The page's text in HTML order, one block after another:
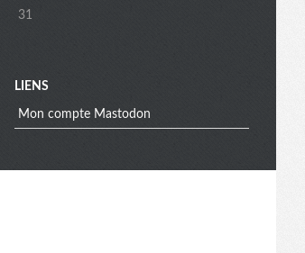
u
e
x
31
LIENS
Mon compte Mastodon